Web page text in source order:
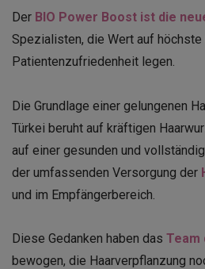
Der BIO Power Boost ist die
Spezialisten, die Wert auf höchste
Patientenzufriedenheit legen.
Die Grundlage einer gelungenen
Türkei beruht auf kräftigen
auf einer gesunden und
der umfassenden Versorgung der
und im Empfängerbereich.
Diese Gedanken haben das Team
bewogen, die Haarverpflanzung